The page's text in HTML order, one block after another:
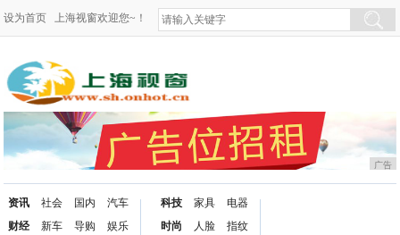
设为首页 上海视窗欢迎您~！
广告
资讯
财经
社会
新车
国内
导购
汽车
娱乐
科技
时尚
家具
人脸
电器
指纹